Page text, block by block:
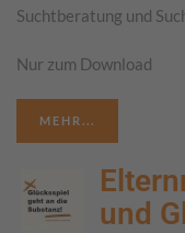
Suchtberatung und
Nur zum Download
MEHR...
und